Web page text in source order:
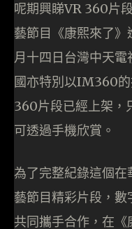
呢期興睇VR 360片
藝節目《康熙來了
月十四日台灣中天
國亦特別以IM360
360片段已經上架
可透過手機欣賞。
為了完整紀錄這個
藝節目精彩片段，
共同攜手合作，在《